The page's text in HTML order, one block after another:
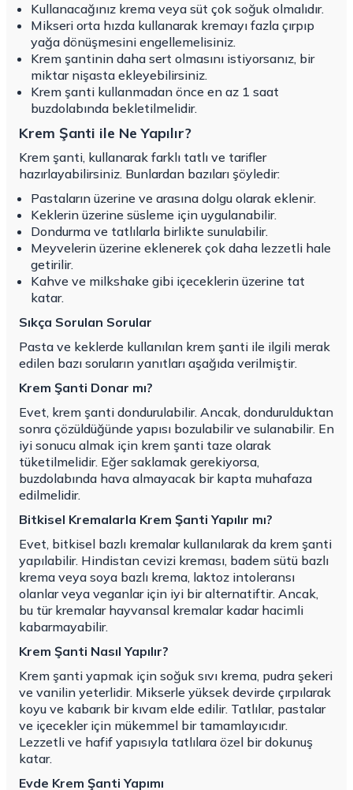
Kullanacağınız krema veya süt çok soğuk olmalıdır.
Mikseri orta hızda kullanarak kremayı fazla çırpıp
yağa dönüşmesini engellemelisiniz.
Krem şantinin daha sert olmasını istiyorsanız, bir
miktar nişasta ekleyebilirsiniz.
Krem şanti kullanmadan önce en az 1 saat
buzdolabında bekletilmelidir.
Krem Şanti ile Ne Yapılır?
Krem şanti, kullanarak farklı tatlı ve tarifler
hazırlayabilirsiniz. Bunlardan bazıları şöyledir:
Pastaların üzerine ve arasına dolgu olarak eklenir.
Keklerin üzerine süsleme için uygulanabilir.
Dondurma ve tatlılarla birlikte sunulabilir.
Meyvelerin üzerine eklenerek çok daha lezzetli hale
getirilir.
Kahve ve milkshake gibi içeceklerin üzerine tat
katar.
Sıkça Sorulan Sorular
Pasta ve keklerde kullanılan krem şanti ile ilgili merak
edilen bazı soruların yanıtları aşağıda verilmiştir.
Krem Şanti Donar mı?
Evet, krem şanti dondurulabilir. Ancak, dondurulduktan
sonra çözüldüğünde yapısı bozulabilir ve sulanabilir. En
iyi sonucu almak için krem şanti taze olarak
tüketilmelidir. Eğer saklamak gerekiyorsa,
buzdolabında hava almayacak bir kapta muhafaza
edilmelidir.
Bitkisel Kremalarla Krem Şanti Yapılır mı?
Evet, bitkisel bazlı kremalar kullanılarak da krem şanti
yapılabilir. Hindistan cevizi kreması, badem sütü bazlı
krema veya soya bazlı krema, laktoz intoleransı
olanlar veya veganlar için iyi bir alternatiftir. Ancak,
bu tür kremalar hayvansal kremalar kadar hacimli
kabarmayabilir.
Krem Şanti Nasıl Yapılır?
Krem şanti yapmak için soğuk sıvı krema, pudra şekeri
ve vanilin yeterlidir. Mikserle yüksek devirde çırpılarak
koyu ve kabarık bir kıvam elde edilir. Tatlılar, pastalar
ve içecekler için mükemmel bir tamamlayıcıdır.
Lezzetli ve hafif yapısıyla tatlılara özel bir dokunuş
katar.
Evde Krem Şanti Yapımı